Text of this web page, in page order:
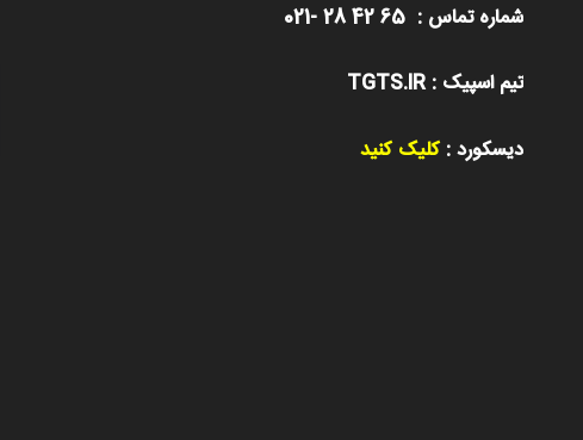
شماره تماس : 65 42 28 -021
تیم اسپیک : TGTS.IR
دیسکورد :کلیک کنید